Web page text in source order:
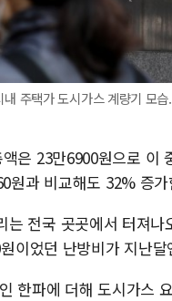
내 주택가 도시가스 계량기
은 23만6900원으로 이
원과 비교해도 32% 증
는 전국 곳곳에서 터져
이었던 난방비가 지난
한파에 더해 도시가스